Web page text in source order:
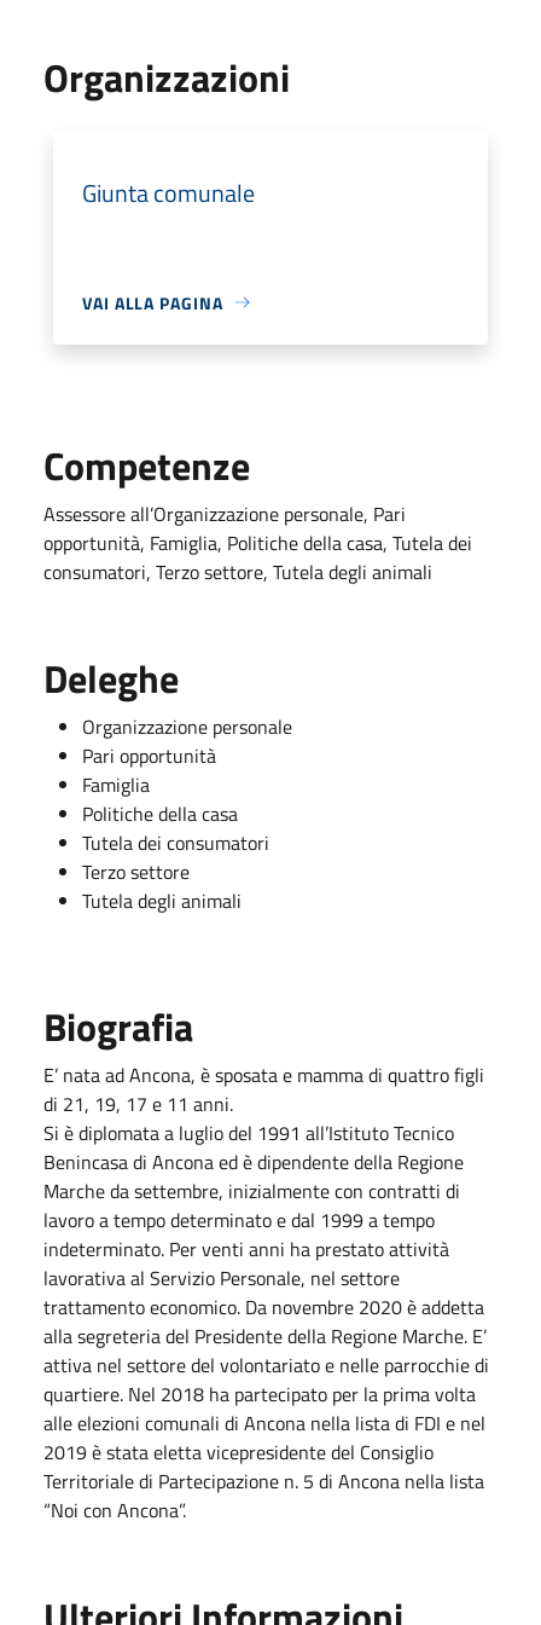
Organizzazioni
Giunta comunale
VAI ALLA PAGINA
Competenze
Assessore all’Organizzazione personale, Pari
opportunità, Famiglia, Politiche della casa, Tutela dei
consumatori, Terzo settore, Tutela degli animali
Deleghe
Organizzazione personale
Pari opportunità
Famiglia
Politiche della casa
Tutela dei consumatori
Terzo settore
Tutela degli animali
Biografia
E’ nata ad Ancona, è sposata e mamma di quattro figli
di 21, 19, 17 e 11 anni.
Si è diplomata a luglio del 1991 all’Istituto Tecnico
Benincasa di Ancona ed è dipendente della Regione
Marche da settembre, inizialmente con contratti di
lavoro a tempo determinato e dal 1999 a tempo
indeterminato. Per venti anni ha prestato attività
lavorativa al Servizio Personale, nel settore
trattamento economico. Da novembre 2020 è addetta
alla segreteria del Presidente della Regione Marche. E’
attiva nel settore del volontariato e nelle parrocchie di
quartiere. Nel 2018 ha partecipato per la prima volta
alle elezioni comunali di Ancona nella lista di FDI e nel
2019 è stata eletta vicepresidente del Consiglio
Territoriale di Partecipazione n. 5 di Ancona nella lista
“Noi con Ancona”.